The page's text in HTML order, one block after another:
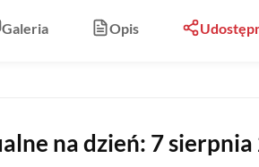
Galeria Opis
na dzień: 7 sierpnia